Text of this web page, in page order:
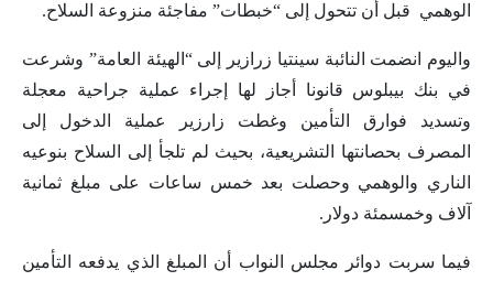
الوهمي قبل أن تتحول إلى “خبطات” مفاجئة منزوعة السلاح.
واليوم انضمت النائبة سينتيا زرازير إلى “الهيئة العامة” وشرعت
في بنك بيبلوس قانونا أجاز لها إجراء عملية جراحية معجلة
وتسديد فوارق التأمين وغطت زارزير عملية الدخول إلى
المصرف بحصانتها التشريعية، بحيث لم تلجأ إلى السلاح بنوعيه
الناري والوهمي وحصلت بعد خمس ساعات على مبلغ ثمانية
آلاف وخمسمئة دولار.
فيما سربت دوائر مجلس النواب أن المبلغ الذي يدفعه التأمين